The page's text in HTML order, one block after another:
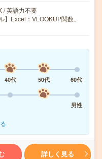
/ 英語力不要
Excel：VLOOKUP関数、
40代 50代
60代
男性
詳しく見る